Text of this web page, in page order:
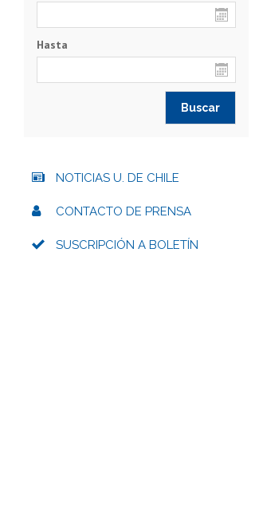
Hasta
NOTICIAS U. DE CHILE
CONTACTO DE PRENSA
SUSCRIPCIÓN A BOLETÍN